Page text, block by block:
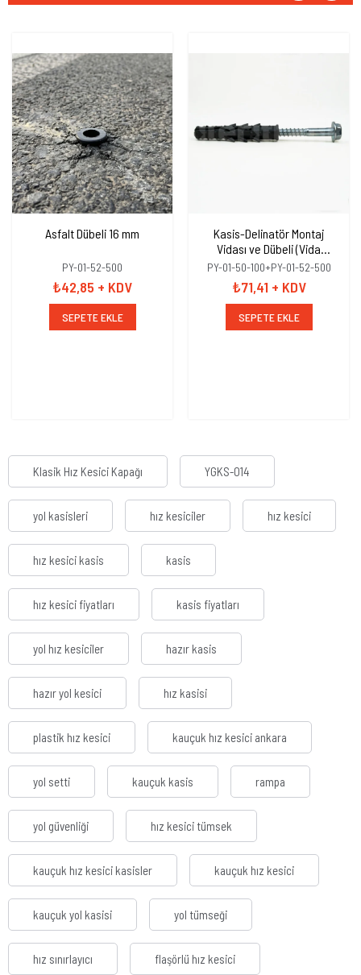
Asfalt Dübeli 16 mm
PY-01-52-500
₺42,85 + KDV
SEPETE EKLE
Kasis-Delinatör Montaj
Vidası ve Dübeli (Vida
10x100mm+Dübel 16mm)
PY-01-50-100+PY-01-52-500
₺71,41 + KDV
SEPETE EKLE
Klasik Hız Kesici Kapağı YGKS-014
yol kasisleri hız kesiciler hız kesici
hız kesici kasis kasis
hız kesici fiyatları kasis fiyatları
yol hız kesiciler hazır kasis
hazır yol kesici hız kasisi
plastik hız kesici kauçuk hız kesici ankara
yol setti kauçuk kasis rampa
yol güvenliği hız kesici tümsek
kauçuk hız kesici kasisler kauçuk hız kesici
kauçuk yol kasisi yol tümseği
hız sınırlayıcı flaşörlü hız kesici